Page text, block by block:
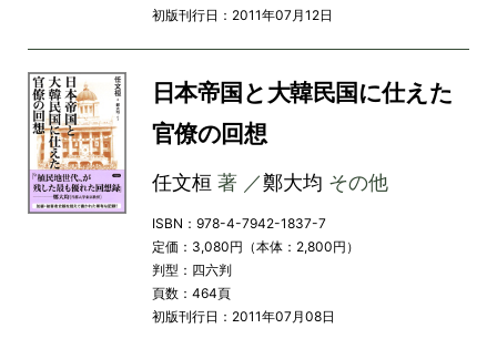
初版刊行日：2011年07月12日
日本帝国と大韓民国に仕えた
官僚の回想
任文桓 著 ／鄭大均 その他
ISBN：978-4-7942-1837-7
定価：3,080円（本体：2,800円）
判型：四六判
頁数：464頁
初版刊行日：2011年07月08日